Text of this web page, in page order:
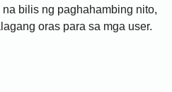
bilis ng paghahambing nito,
oras para sa mga user.